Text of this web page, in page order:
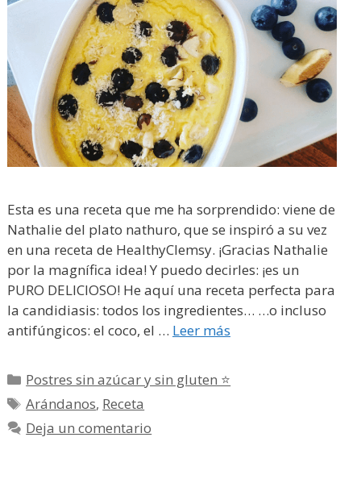
Esta es una receta que me ha sorprendido: viene de
Nathalie del plato nathuro, que se inspiró a su vez
en una receta de HealthyClemsy. ¡Gracias Nathalie
por la magnífica idea! Y puedo decirles: ¡es un
PURO DELICIOSO! He aquí una receta perfecta para
la candidiasis: todos los ingredientes… …o incluso
antifúngicos: el coco, el … Leer más
Categorías
Postres sin azúcar y sin gluten ⭐
Etiquetas
Arándanos, Receta
Deja un comentario